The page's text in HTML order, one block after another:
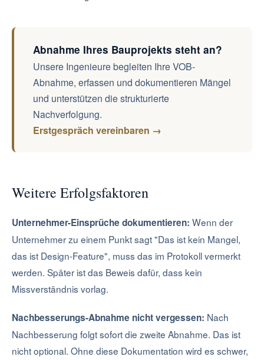
Abnahme Ihres Bauprojekts steht an?
Unsere Ingenieure begleiten Ihre VOB-
Abnahme, erfassen und dokumentieren Mängel
und unterstützen die strukturierte
Nachverfolgung.
Erstgespräch vereinbaren →
Weitere Erfolgsfaktoren
Unternehmer-Einsprüche dokumentieren: Wenn der
Unternehmer zu einem Punkt sagt "Das ist kein Mangel,
das ist Design-Feature", muss das im Protokoll vermerkt
werden. Später ist das Beweis dafür, dass kein
Missverständnis vorlag.
Nachbesserungs-Abnahme nicht vergessen: Nach
Nachbesserung folgt sofort die zweite Abnahme. Das ist
nicht optional. Ohne diese Dokumentation wird es schwer,